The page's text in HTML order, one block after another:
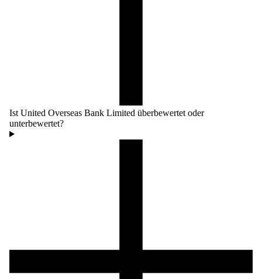
Ist United Overseas Bank Limited überbewertet oder
unterbewertet?